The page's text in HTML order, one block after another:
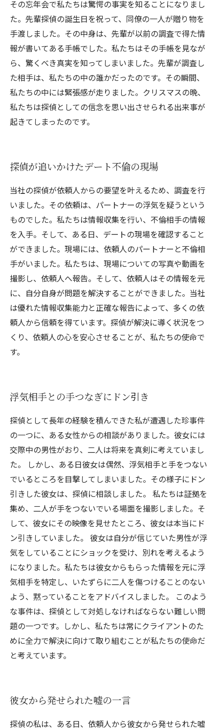
その忘年会で私たちは驚愕の事実を知ることになりまし
た。先輩探偵の誕生日を祝って、同僚の一人が贈り物を
手渡しました。その中身は、先輩が以前の調査で得た情
報が書いてある手帳でした。私たちはその手帳を見なが
ら、驚くべき真実を知ってしまいました。先輩が調査し
た相手は、私たちの中の誰かだったのです。その瞬間、
私たちの中には緊張感が走りました。クリスマスの晩、
私たちは探偵としての信念を思い出させられる出来事が
起きてしまったのです。
探偵が追いかけたデート不倫の現場
当社の探偵が依頼人からの要望を叶えるため、調査を行
いました。その依頼は、パートナーの浮気を疑うという
ものでした。私たちは情報収集を行い、不倫相手の情報
を入手。そして、ある日、デートの現場を確認すること
ができました。現場には、依頼人のパートナーと不倫相
手がいました。私たちは、現場についての写真や動画を
撮影し、依頼人へ報告。そして、依頼人はその情報を元
に、自分自身が問題を解決することができました。当社
は優れた情報収集能力と正確な報告によって、多くの依
頼人から信頼を得ています。探偵が解決に導く状況をつ
くり、依頼人の心を安心させることが、私たちの使命で
す。
浮気相手との手つなぎにドン引き
探偵として長年の経験を積んできた私が遭遇した珍事件
の一つに、ある女性からの相談がありました。彼女には
交際中の男性がおり、二人は将来を真剣に考えていまし
た。 しかし、ある日彼女は偶然、浮気相手と手をつない
でいるところを目撃してしまいました。その様子にドン
引きした彼女は、探偵に相談しました。 私たちは証拠を
集め、二人が手をつないでいる場面を撮影しました。そ
して、彼女にその映像を見せたところ、彼女は本当にド
ン引きしていました。 彼女は自分が信じていた男性が浮
気をしていることにショックを受け、別れを考えるよう
になりました。私たちは彼女からもらった情報を元に浮
気相手を特定し、いたずらに二人を傷つけることのない
よう、黙っていることをアドバイスしました。 このよう
な事件は、探偵として対処しなければならない難しい問
題の一つです。しかし、私たちは常にクライアントのた
めに全力で解決に向けて取り組むことが私たちの使命だ
と考えています。
彼女から発せられた嘘の一言
探偵の私は、ある日、依頼人から彼女から発せられた嘘